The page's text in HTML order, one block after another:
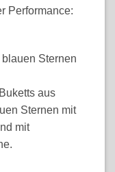
Performance:
Sternen
aus
Sternen mit
mit